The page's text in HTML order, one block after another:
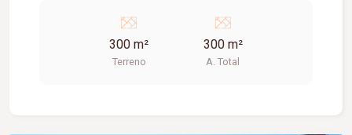
300 m²
Terreno
300 m²
A. Total